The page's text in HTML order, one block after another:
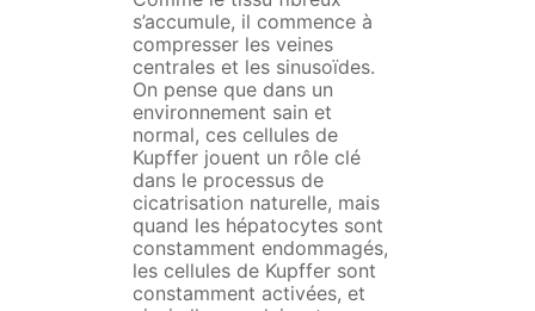
s’accumule, il commence à
compresser les veines
centrales et les sinusoïdes.
On pense que dans un
environnement sain et
normal, ces cellules de
Kupffer jouent un rôle clé
dans le processus de
cicatrisation naturelle, mais
quand les hépatocytes sont
constamment endommagés,
les cellules de Kupffer sont
constamment activées, et